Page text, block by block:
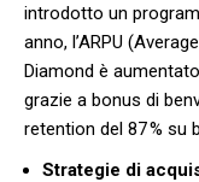
introdotto un
anno, l’ARPU
Diamond è
grazie a bonus di
retention del 87 % su
Strategie di